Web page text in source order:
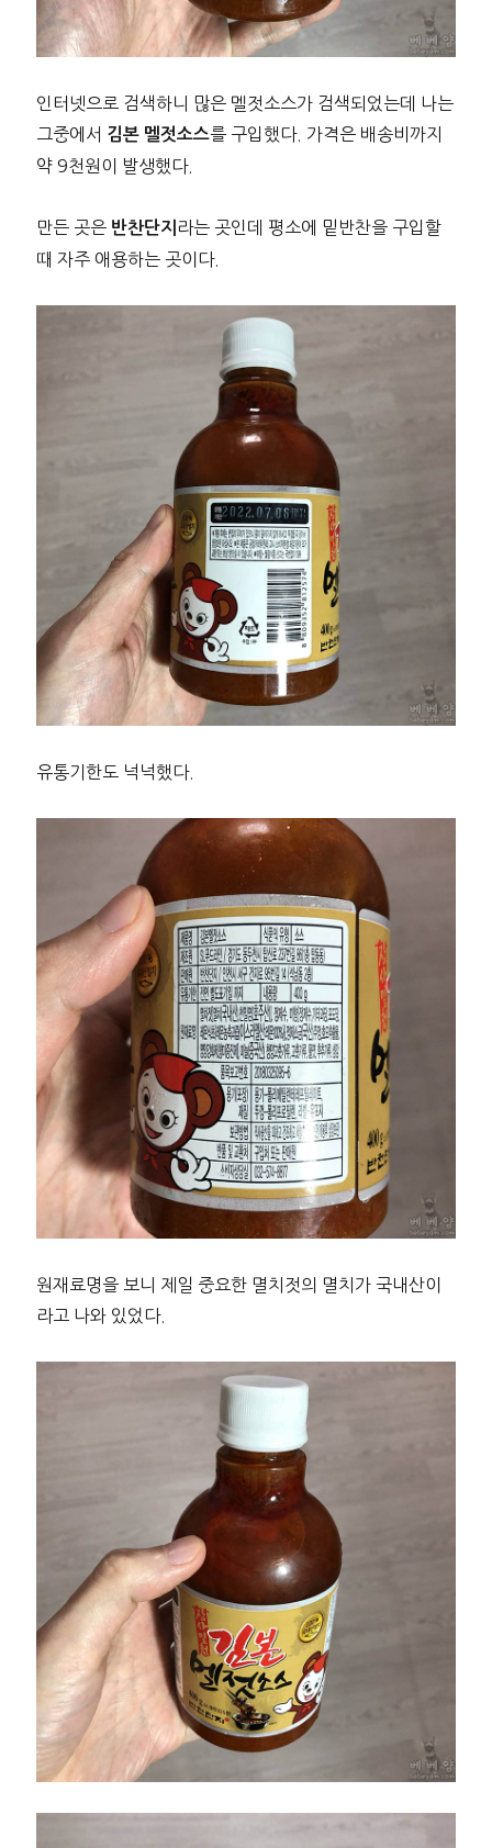
인터넷으로 검색하니 많은 멜젓소스가 검색되었는데 나는
그중에서 김본 멜젓소스를 구입했다. 가격은 배송비까지
약 9천원이 발생했다.
만든 곳은 반찬단지 라는 곳인데 평소에 밑반찬을 구입할
때 자주 애용하는 곳이다.
유통기한도 넉넉했다.
원재료명을 보니 제일 중요한 멸치젓의 멸치가 국내산이
라고 나와 있었다.